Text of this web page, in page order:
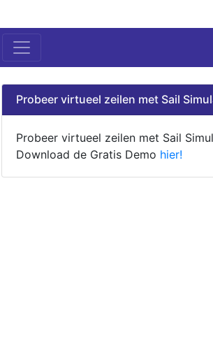
Probeer virtueel zeilen met Sail
Probeer virtueel zeilen met Sail
Download de Gratis Demo hier!